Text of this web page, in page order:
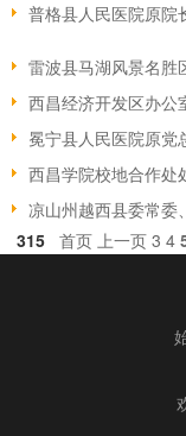
普格县人民医院原院
雷波县马湖风景名胜
西昌经济开发区办公
冕宁县人民医院原党
西昌学院校地合作处
凉山州越西县委常委
315 首页 上一页 3 4